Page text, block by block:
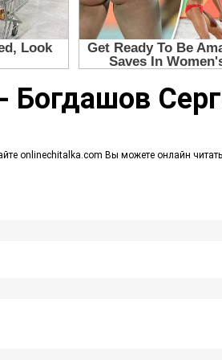
Богдашов
onlinechitalka.com Вы можете онлайн